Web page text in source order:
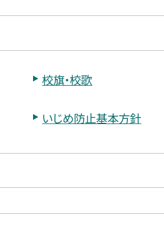
校旗・校歌
いじめ防止基本方針